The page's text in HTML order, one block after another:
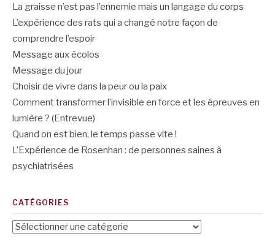
La graisse n’est pas l’ennemie mais un langage du corps
L’expérience des rats qui a changé notre façon de
comprendre l’espoir
Message aux écolos
Message du jour
Choisir de vivre dans la peur ou la paix
Comment transformer l’invisible en force et les épreuves en
lumière ? (Entrevue)
Quand on est bien, le temps passe vite !
L’Expérience de Rosenhan : de personnes saines à
psychiatrisées
CATÉGORIES
Catégories